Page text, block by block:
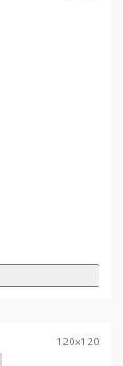
120x120